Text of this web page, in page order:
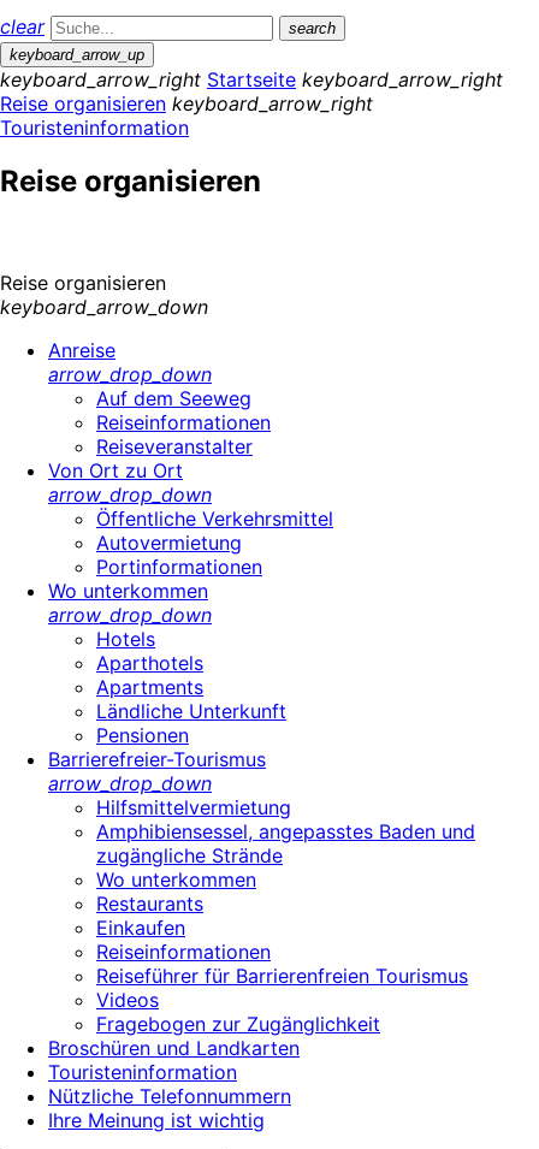
clear
search
keyboard_arrow_up
keyboard_arrow_right Startseite keyboard_arrow_right
Reise organisieren keyboard_arrow_right
Touristeninformation
Reise organisieren
Reise organisieren
keyboard_arrow_down
Anreise
arrow_drop_down
Auf dem Seeweg
Reiseinformationen
Reiseveranstalter
Von Ort zu Ort
arrow_drop_down
Öffentliche Verkehrsmittel
Autovermietung
Portinformationen
Wo unterkommen
arrow_drop_down
Hotels
Aparthotels
Apartments
Ländliche Unterkunft
Pensionen
Barrierefreier-Tourismus
arrow_drop_down
Hilfsmittelvermietung
Amphibiensessel, angepasstes Baden und
zugängliche Strände
Wo unterkommen
Restaurants
Einkaufen
Reiseinformationen
Reiseführer für Barrierenfreien Tourismus
Videos
Fragebogen zur Zugänglichkeit
Broschüren und Landkarten
Touristeninformation
Nützliche Telefonnummern
Ihre Meinung ist wichtig